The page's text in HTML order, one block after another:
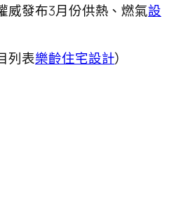
威發布3月份供熱、燃氣設
列表樂齡住宅設計）